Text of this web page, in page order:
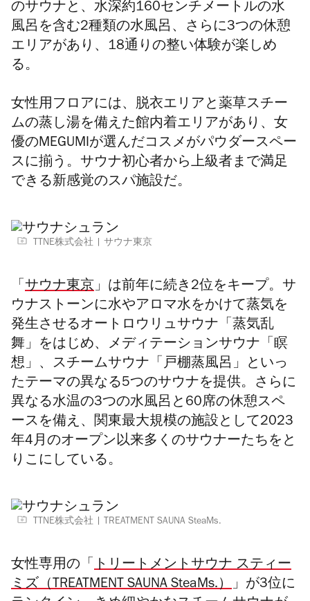
のサウナと、水深約160センチメートルの水
風呂を含む2種類の水風呂、さらに3つの休憩
エリアがあり、18通りの整い体験が楽しめ
る。
女性用フロアには、脱衣エリアと薬草スチー
ムの蒸し湯を備えた館内着エリアがあり、女
優のMEGUMIが選んだコスメがパウダースペー
スに揃う。サウナ初心者から上級者まで満足
できる新感覚のスパ施設だ。
TTNE株式会社 サウナ東京
「 サウナ東京」は前年に続き2位をキープ。サ
ウナストーンに水やアロマ水をかけて蒸気を
発生させるオートロウリュサウナ「蒸気乱
舞」をはじめ、メディテーションサウナ「瞑
想」、スチームサウナ「戸棚蒸風呂」といっ
たテーマの異なる5つのサウナを提供。さらに
異なる水温の3つの水風呂と60席の休憩スペ
ースを備え、関東最大規模の施設として2023
年4月のオープン以来多くのサウナーたちをと
りこにしている。
TTNE株式会社 TREATMENT SAUNA SteaMs.
女性専用の「 トリートメントサウナ スティー
ミズ（TREATMENT SAUNA SteaMs.）」が3位に